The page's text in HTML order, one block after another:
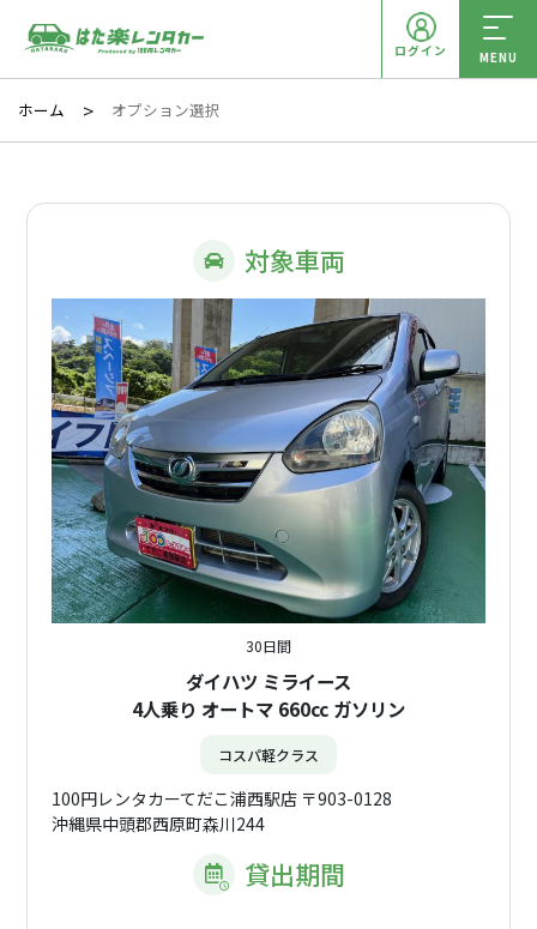
ログイン MENU
ホーム オプション選択
対象車両
30日間
ダイハツ ミライース
4人乗り オートマ 660cc ガソリン
コスパ軽クラス
100円レンタカーてだこ浦西駅店 〒903-0128
沖縄県中頭郡西原町森川244
貸出期間